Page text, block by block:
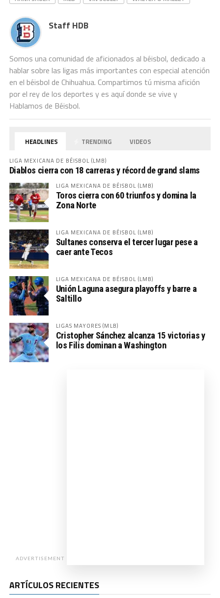
Staff HDB
Somos una comunidad de aficionados al béisbol, dedicado a
hablar sobre las ligas más importantes con especial atención
en el béisbol de Chihuahua. Compartimos tú misma afición
por el rey de los deportes y es aquí donde se vive y
Hablamos de Béisbol.
HEADLINES TRENDING VIDEOS
LIGA MEXICANA DE BÉISBOL (LMB)
Diablos cierra con 18 carreras y récord de grand slams
LIGA MEXICANA DE BÉISBOL (LMB)
Toros cierra con 60 triunfos y domina la
Zona Norte
LIGA MEXICANA DE BÉISBOL (LMB)
Sultanes conserva el tercer lugar pese a
caer ante Tecos
LIGA MEXICANA DE BÉISBOL (LMB)
Unión Laguna asegura playoffs y barre a
Saltillo
LIGAS MAYORES (MLB)
Cristopher Sánchez alcanza 15 victorias y
los Filis dominan a Washington
ADVERTISEMENT
ARTÍCULOS RECIENTES